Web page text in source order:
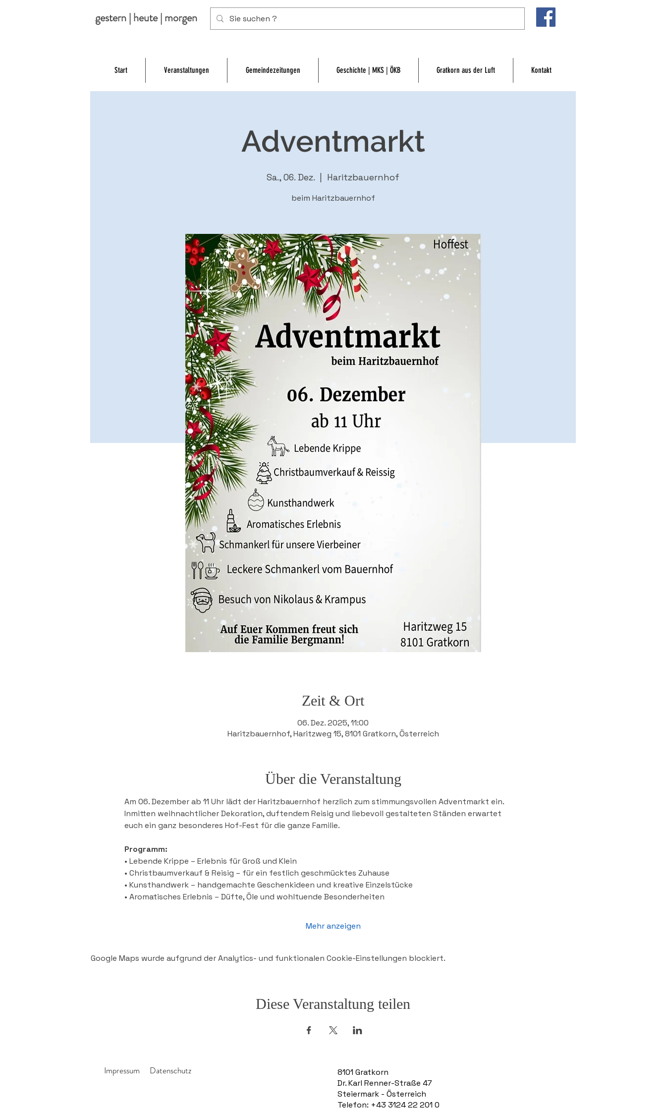
gestern | heute | morgen
Start Veranstaltungen Gemeindezeitungen Geschichte | MKS | ÖKB Gratkorn aus der Luft Kontakt
Adventmarkt
Sa., 06. Dez. Haritzbauernhof
beim Haritzbauernhof
Zeit & Ort
06. Dez. 2025, 11:00
Haritzbauernhof, Haritzweg 15, 8101 Gratkorn, Österreich
Über die Veranstaltung
Am 06. Dezember ab 11 Uhr lädt der Haritzbauernhof herzlich zum stimmungsvollen Adventmarkt ein.
Inmitten weihnachtlicher Dekoration, duftendem Reisig und liebevoll gestalteten Ständen erwartet
euch ein ganz besonderes Hof-Fest für die ganze Familie.
Programm:
• Lebende Krippe – Erlebnis für Groß und Klein
• Christbaumverkauf & Reisig – für ein festlich geschmücktes Zuhause
• Kunsthandwerk – handgemachte Geschenkideen und kreative Einzelstücke
• Aromatisches Erlebnis – Düfte, Öle und wohltuende Besonderheiten
Mehr anzeigen
Google Maps wurde aufgrund der Analytics- und funktionalen Cookie-Einstellungen blockiert.
Diese Veranstaltung teilen
Impressum Datenschutz
8101 Gratkorn
Dr. Karl Renner-Straße 47
Steiermark - Österreich
Telefon: +43 3124 22 201 0